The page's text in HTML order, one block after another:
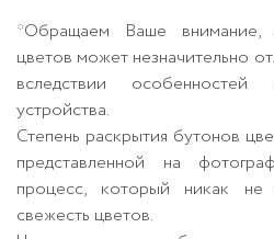
*Обращаем Ваше внимание,
цветов может незначительно
вследствии особенностей
устройства.
Степень раскрытия бутонов
представленной на
процесс, который никак
свежесть цветов.